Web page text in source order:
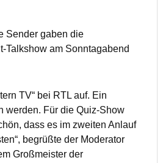
Sender gaben die
Talkshow am Sonntagabend
TV“ bei RTL auf. Ein
werden. Für die Quiz-Show
dass es im zweiten Anlauf
begrüßte der Moderator
Großmeister der